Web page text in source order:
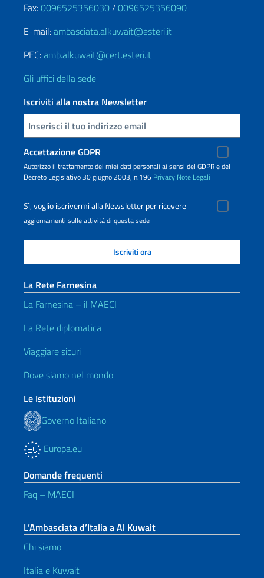
Fax:0096525356030/0096525356090
E-mail:ambasciata.alkuwait@esteri.it
PEC:amb.alkuwait@cert.esteri.it
Gli uffici della sede
Iscriviti alla nostra Newsletter
Inserisci la tua email
Accettazione GDPR
Autorizzo il trattamento dei miei dati personali ai sensi del GDPR e del
Decreto Legislativo 30 giugno 2003, n.196 Privacy Note Legali
Sì, voglio iscrivermi alla Newsletter per ricevere
aggiornamenti sulle attività di questa sede
La Rete Farnesina
La Farnesina – il MAECI
La Rete diplomatica
Viaggiare sicuri
Dove siamo nel mondo
Le Istituzioni
Governo Italiano
Europa.eu
Domande frequenti
Faq – MAECI
L’Ambasciata d’Italia a Al Kuwait
Chi siamo
Italia e Kuwait